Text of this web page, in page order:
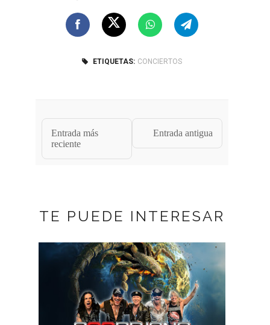
ETIQUETAS: CONCIERTOS
Entrada más
reciente
Entrada antigua
TE PUEDE INTERESAR